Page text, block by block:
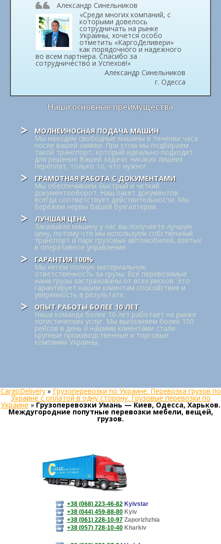
Александр Синельников
«Среди многих компаний, с
которыми довелось
сотрудничать на рынке
Украины, хочется особо
отметить «КаргоДеливери»
как порядочного и надежного
во всем партнера. Спасибо за
сотрудничество и Успехов!»
Александр Синельников
г. Одесса
Наши основные преимущества
МОЛНЕИНОСНАЯ ПОДАЧА МАШИН
Мы находим свободные машины в течении часа
после вашей заявки. При этом мы подбираем
такой транспорт, который идеально подходит
для решения Вашей задачи: никаких лишних
переплат, только то, что нужно!
ГРАМОТНАЯ РАБОТА С ДОКУМЕНТАМИ
Мы обеспечиваем быстрый и четкий
документооборот. Наш пакет документов
всегда соответствует действительности. Мы
бережем нервы Вашей бухгалтерии.
ЛУЧШАЯ ЦЕНА
Заказывая машину у нас вы получаете лучшую
цену, потому что мы используем собственный
транспорт и парк грузовых автомобилей, взятых
в оперативное управление.
ГАРАНТИЯ 100%
Мы несём полную материальную
ответственность за грузы. Все перевозимые
нами грузы застрахованы от всех рисков. Это
гарантирует нашим клиентам спокойствие и
уверенность в результате.
ОПЫТ РАБОТЫ БОЛЕЕ 10 ЛЕТ
Наша команда более 10 лет работает на рынке
логистических услуг. Мы выполняем более 100
рейсов в день и нашими клиентами стали
крупные производственные и торговые
компании Украины.
CargoDelivery»Грузоперевозки по Украине. Перевозка грузов по
Украине с оплатой в одну сторону. Грузовые перевозки по
Украине»Грузоперевозки Умань — Киев, Одесса, Харьков.
Междугородние попутные перевозки мебели, вещей,
грузов.
+38 (068) 223-46-82 Kyivstar
+38 (044) 459-88-80Kyiv
+38 (061) 228-10-97Zaporizhzhia
+38 (057) 728-10-40Kharkiv